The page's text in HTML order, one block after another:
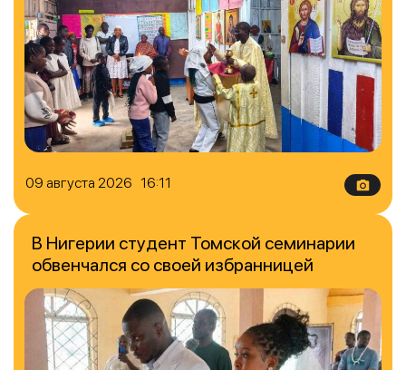
09 августа 2026 16:11
В Нигерии студент Томской семинарии
обвенчался со своей избранницей